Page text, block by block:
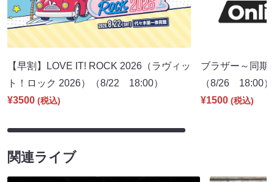
【早割】LOVE IT! ROCK 2026（ラヴィッ
ト！ロック 2026）（8/22 18:00）
¥3500 (税込)
ブラザー～同期
（8/26 18:00）
¥1500 (税込)
関連ライブ